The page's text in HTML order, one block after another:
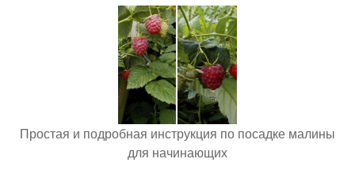
Простая и подробная инструкция по посадке малины
для начинающих